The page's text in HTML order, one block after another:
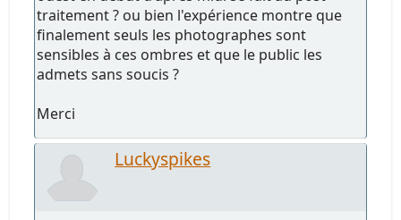
traitement ? ou bien l'expérience montre que
finalement seuls les photographes sont
sensibles à ces ombres et que le public les
admets sans soucis ?
Merci
Luckyspikes